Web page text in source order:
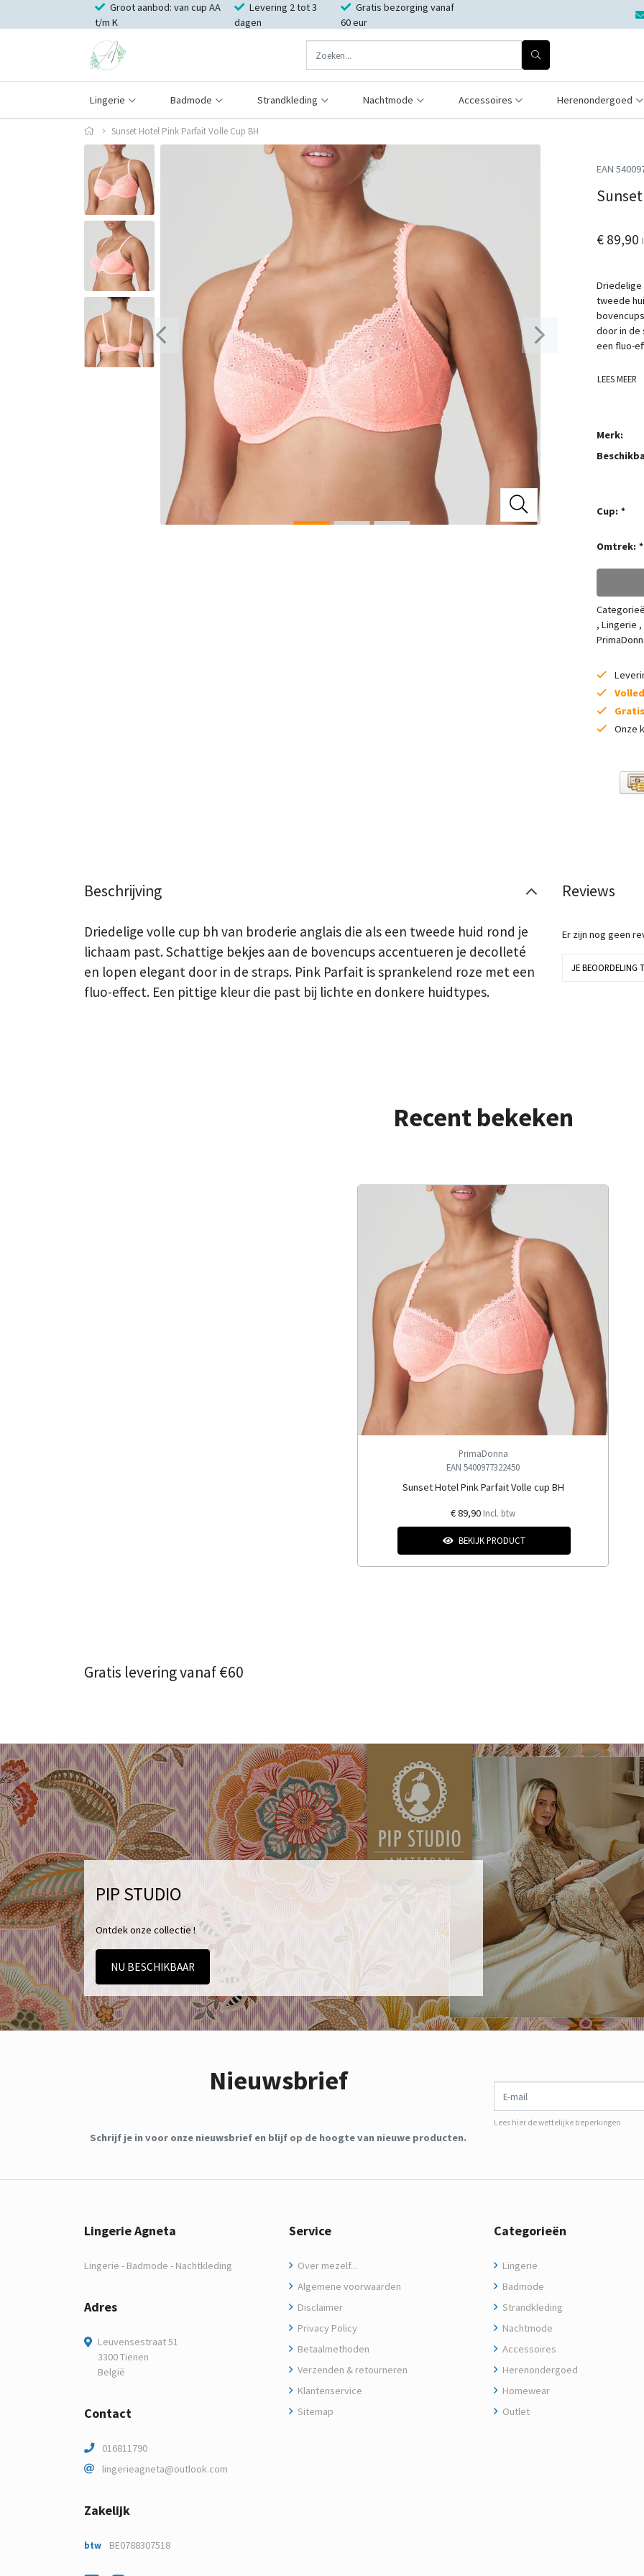
Groot aanbod: van cup AA
t/m K
Levering 2 tot 3
dagen
Gratis bezorging vanaf
60 eur
Lingerie Badmode Strandkleding Nachtmode Accessoires Herenondergoed
Sunset Hotel Pink Parfait Volle Cup BH
EAN
€ 89,90
Driedelige
tweede
door in de
een fluo-
LEES MEER
Merk:
Cup: *
Omtrek: *
, Lingerie ,
Gratis
Onze
Beschrijving
Driedelige volle cup bh van broderie anglais die als een tweede huid rond je
lichaam past. Schattige bekjes aan de bovencups accentueren je decolleté
en lopen elegant door in de straps. Pink Parfait is sprankelend roze met een
fluo-effect. Een pittige kleur die past bij lichte en donkere huidtypes.
Reviews
Er zijn nog geen
JE BEOORDELING
Recent bekeken
PrimaDonna
EAN 5400977322450
Sunset Hotel Pink Parfait Volle cup BH
€ 89,90 Incl. btw
BEKIJK PRODUCT
Gratis levering vanaf €60
PIP STUDIO
Ontdek onze collectie !
NU BESCHIKBAAR
Nieuwsbrief
Schrijf je in voor onze nieuwsbrief en blijf op de hoogte van nieuwe producten.
E-mail
Lees hier de wettelijke beperkingen
Lingerie Agneta
Lingerie - Badmode - Nachtkleding
Adres
Leuvensestraat 51
3300 Tienen
België
Contact
016811790
lingerieagneta@outlook.com
Zakelijk
btw BE0788307518
Service
Over mezelf...
Algemene voorwaarden
Disclaimer
Privacy Policy
Betaalmethoden
Verzenden & retourneren
Klantenservice
Sitemap
Categorieën
Lingerie
Badmode
Strandkleding
Nachtmode
Accessoires
Herenondergoed
Homewear
Outlet